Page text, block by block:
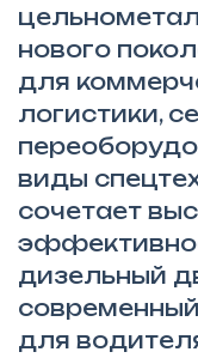
нового
для
логистики,
виды
сочетает
дизельный
для